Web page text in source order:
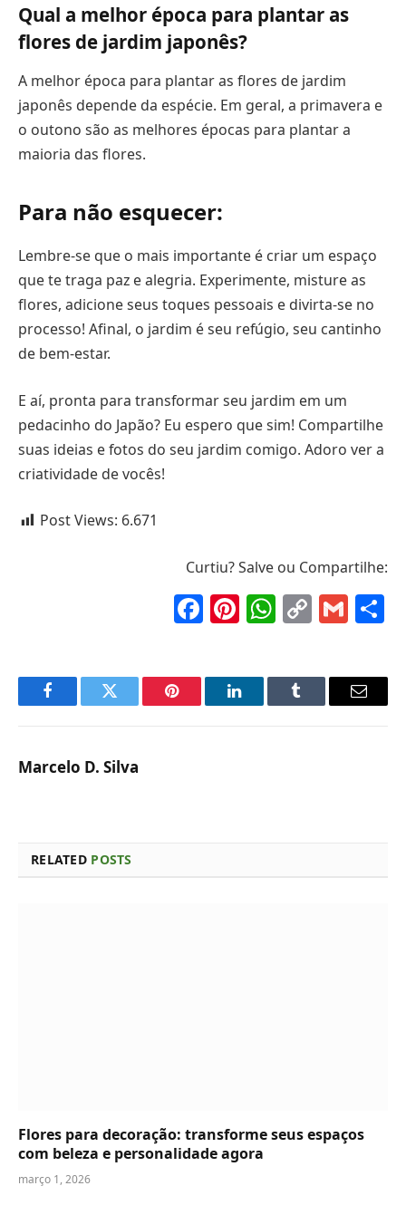
Qual a melhor época para plantar as
flores de jardim japonês?
A melhor época para plantar as flores de jardim
japonês depende da espécie. Em geral, a primavera e
o outono são as melhores épocas para plantar a
maioria das flores.
Para não esquecer:
Lembre-se que o mais importante é criar um espaço
que te traga paz e alegria. Experimente, misture as
flores, adicione seus toques pessoais e divirta-se no
processo! Afinal, o jardim é seu refúgio, seu cantinho
de bem-estar.
E aí, pronta para transformar seu jardim em um
pedacinho do Japão? Eu espero que sim! Compartilhe
suas ideias e fotos do seu jardim comigo. Adoro ver a
criatividade de vocês!
Post Views: 6.671
Curtiu? Salve ou Compartilhe:
Facebook
Pinterest
Copy
FacebookTwitter Pinterest LinkedInTumblr Email
Marcelo D. Silva
RELATED POSTS
Flores para decoração: transforme seus espaços
com beleza e personalidade agora
março 1, 2026